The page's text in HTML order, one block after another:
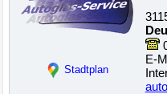
Stadtplan
E-